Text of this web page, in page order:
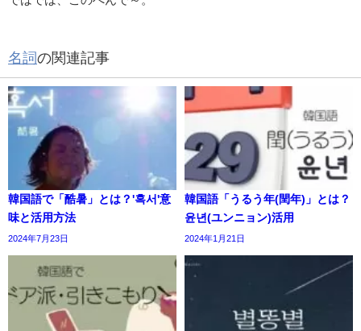
名詞の関連記事
韓国語で「酷暑」とは？'혹서'意
味と活用方法
2024年7月23日
韓国語「うるう年(閏年)」とは？
윤년(ユンニョン)活用
2024年1月21日